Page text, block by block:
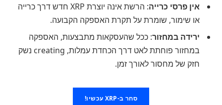
אין פרסי כרייה
: הרשת אינה יוצרת XRP חדש דרך כרייה
או שימור, שומרת על תקרת האספקה הקבועה.
ירידה במחזור: ככל שהעסקאות מתבצעות, האספקה
במחזור פוחתת לאט דרך הכחדת עמלות, creating נשק
חזק של מחסור לאורך זמן.
סחר ב-XRP עכשיו!